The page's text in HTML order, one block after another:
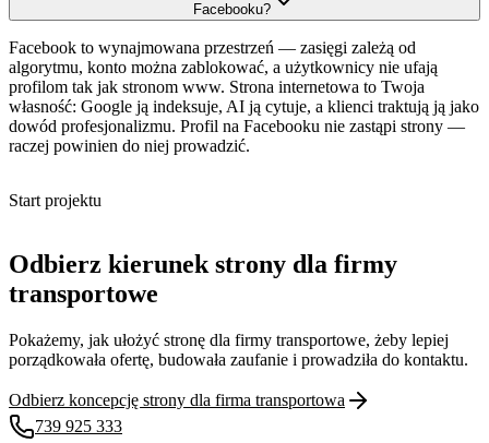
Facebooku?
Facebook to wynajmowana przestrzeń — zasięgi zależą od
algorytmu, konto można zablokować, a użytkownicy nie ufają
profilom tak jak stronom www. Strona internetowa to Twoja
własność: Google ją indeksuje, AI ją cytuje, a klienci traktują ją jako
dowód profesjonalizmu. Profil na Facebooku nie zastąpi strony —
raczej powinien do niej prowadzić.
Start projektu
Odbierz kierunek strony dla firmy
transportowe
Pokażemy, jak ułożyć stronę dla firmy transportowe, żeby lepiej
porządkowała ofertę, budowała zaufanie i prowadziła do kontaktu.
Odbierz koncepcję strony dla firma transportowa
739 925 333